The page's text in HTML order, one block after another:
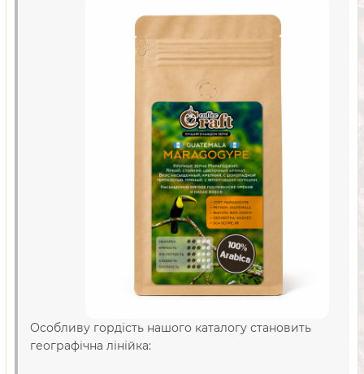
Особливу гордість нашого каталогу становить
географічна лінійка: